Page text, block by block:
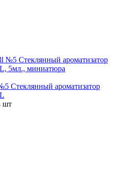
Стеклянный ароматизатор
шт